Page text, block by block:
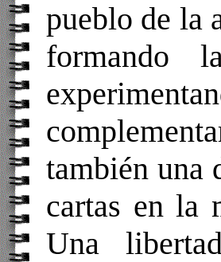
pueblo de la
también una
cartas en la
Una